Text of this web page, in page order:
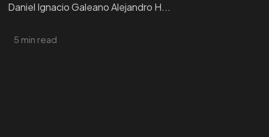
Daniel Ignacio Galeano Alejandro H...
5 min read©2024